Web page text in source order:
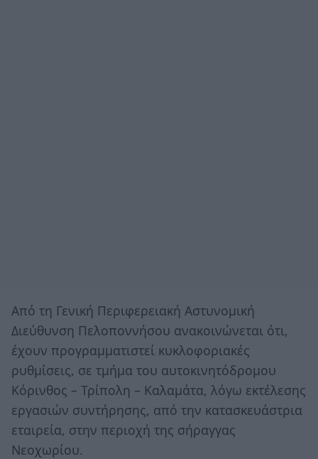
Από τη Γενική Περιφερειακή Αστυνομική
Διεύθυνση Πελοποννήσου ανακοινώνεται ότι,
έχουν προγραμματιστεί κυκλοφοριακές
ρυθμίσεις, σε τμήμα του αυτοκινητόδρομου
Κόρινθος – Τρίπολη – Καλαμάτα, λόγω εκτέλεσης
εργασιών συντήρησης, από την κατασκευάστρια
εταιρεία, στην περιοχή της σήραγγας
Νεοχωρίου.